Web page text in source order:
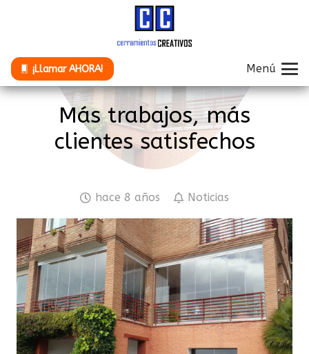
¡Llamar AHORA! Menú
Más trabajos, más
clientes satisfechos
hace 8 años Noticias